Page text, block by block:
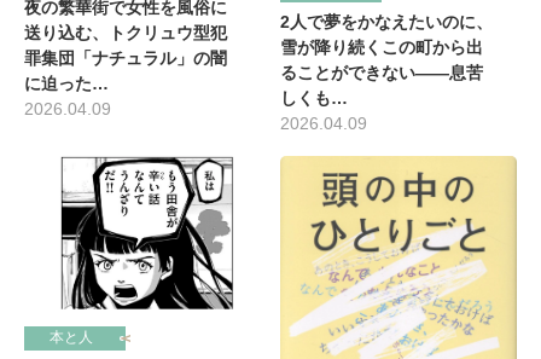
夜の繁華街で女性を風俗に
送り込む、トクリュウ型犯
罪集団「ナチュラル」の闇
に迫った…
2026.04.09
2人で夢をかなえたいのに、
雪が降り続くこの町から出
ることができない――息苦
しくも…
2026.04.09
本と人